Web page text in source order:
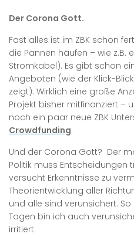
Der Corona Gott.
Fast alles ist im ZBK schon
die Pannen häufen – wie z.B.
Stromkabel). Es gibt schon
Angeboten (wie der Klick-
zeigt). Wirklich eine große
Projekt bisher mitfinanziert –
noch ein paar neue ZBK
Crowdfunding.
Und der Corona Gott? Der
Politik muss Entscheidungen
versucht Erkenntnisse zu
Theorientwicklung aller
und alle sind verunsichert.
Tagen bin ich auch
irritiert.